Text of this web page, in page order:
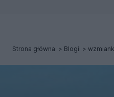
Strona główna Blogi